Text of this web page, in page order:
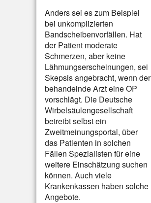
Anders sei es zum Beispiel
bei unkomplizierten
Bandscheibenvorfällen. Hat
der Patient moderate
Schmerzen, aber keine
Lähmungserscheinungen, sei
Skepsis angebracht, wenn der
behandelnde Arzt eine OP
vorschlägt. Die Deutsche
Wirbelsäulengesellschaft
betreibt selbst ein
Zweitmeinungsportal, über
das Patienten in solchen
Fällen Spezialisten für eine
weitere Einschätzung suchen
können. Auch viele
Krankenkassen haben solche
Angebote.